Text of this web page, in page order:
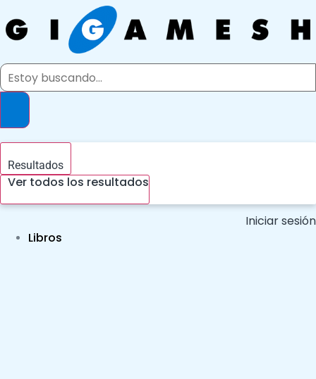
al
contenido
Search
Resultados
Ver todos los resultados
Iniciar sesión
Libros